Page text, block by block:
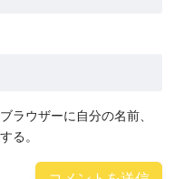
ラウザーに自分の名前、
る。